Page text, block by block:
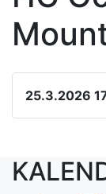
25.3.2026